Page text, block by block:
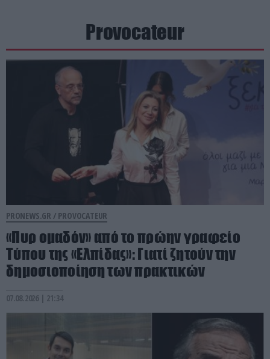
Provocateur
PRONEWS.GR / PROVOCATEUR
«Πυρ ομαδόν» από το πρώην γραφείο
Τύπου της «Ελπίδας»: Γιατί ζητούν την
δημοσιοποίηση των πρακτικών
07.08.2026 | 21:34